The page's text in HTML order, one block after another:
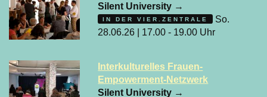
Silent University →
IN DER VIER.ZENTRALE
So.
28.06.26 | 17.00 - 19.00 Uhr
Interkulturelles Frauen-
Empowerment-Netzwerk
Silent University →